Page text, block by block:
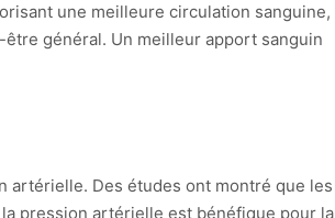
une meilleure circulation sanguine,
général. Un meilleur apport sanguin
artérielle. Des études ont montré que les
pression artérielle est bénéfique pour la